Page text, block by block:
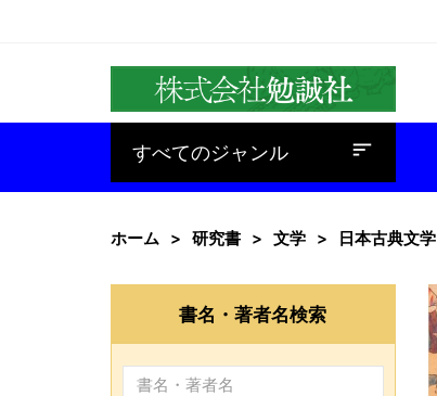
すべてのジャンル
baseline_sort
ホーム 研究書 文学 日本古典文学
書名・著者名検索